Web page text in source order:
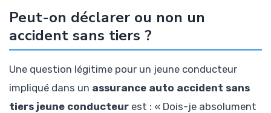
Peut-on déclarer ou non un
accident sans tiers ?
Une question légitime pour un jeune conducteur
impliqué dans un assurance auto accident sans
tiers jeune conducteur est : « Dois-je absolument